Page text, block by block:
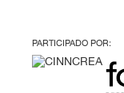
PARTICIPADO POR: